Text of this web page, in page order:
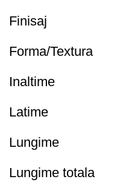
Finisaj
Forma/Textura
Inaltime
Latime
Lungime
Lungime totala